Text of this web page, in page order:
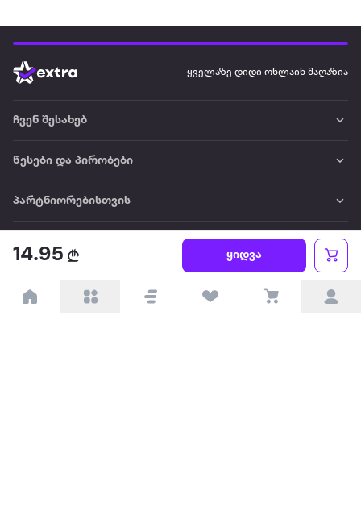
14.95 ყიდვა
ყველაზე დიდი ონლაინ მაღაზია
ჩვენ შესახებ
წესები და პირობები
პარტნიორებისთვის